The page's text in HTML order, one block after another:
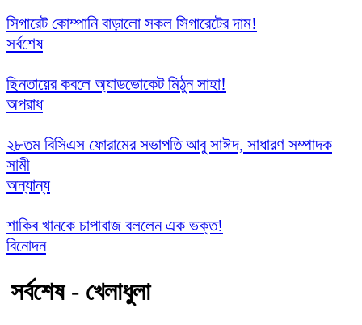
সিগারেট কোম্পানি বাড়ালো সকল সিগারেটের দাম!
সর্বশেষ
ছিনতায়ের কবলে অ্যাডভোকেট মিঠুন সাহা!
অপরাধ
২৮তম বিসিএস ফোরামের সভাপতি আবু সাঈদ, সাধারণ সম্পাদক
সামী
অন্যান্য
শাকিব খানকে চাপাবাজ বললেন এক ভক্ত!
বিনোদন
সর্বশেষ - খেলাধুলা